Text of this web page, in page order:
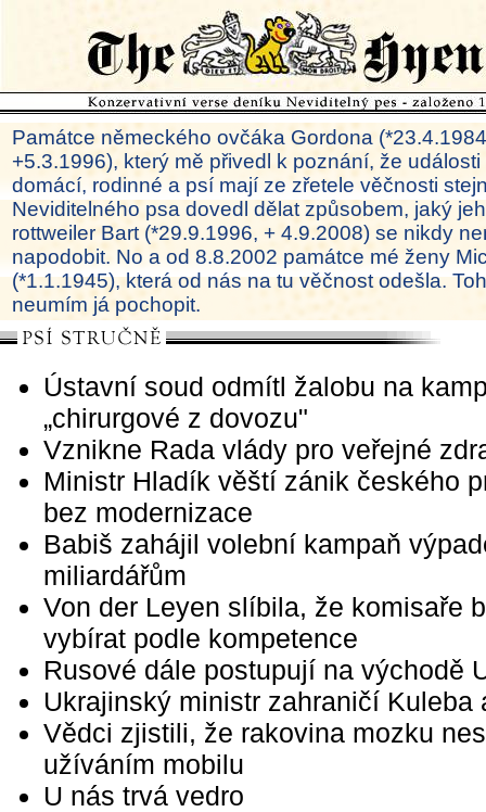
Památce německého ovčáka Gordona
+5.3.1996), který mě přivedl k poznání, že
domácí, rodinné a psí mají ze zřetele věčnosti
Neviditelného psa dovedl dělat způsobem, jaký
rottweiler Bart (*29.9.1996, + 4.9.2008) se nikdy
napodobit. No a od 8.8.2002 památce mé ženy
(*1.1.1945), která od nás na tu věčnost odešla.
neumím já pochopit.
Ústavní soud odmítl žalobu na
„chirurgové z dovozu"
Vznikne Rada vlády pro veřejné
Ministr Hladík věští zánik českého
bez modernizace
Babiš zahájil volební kampaň
miliardářům
Von der Leyen slíbila, že komisaře
vybírat podle kompetence
Rusové dále postupují na východě
Ukrajinský ministr zahraničí Kuleba
Vědci zjistili, že rakovina mozku
užíváním mobilu
U nás trvá vedro